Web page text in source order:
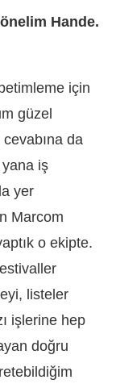
Hande.
için
güzel
da
yana iş
yer
Marcom
o ekipte.
listeler
işlerine hep
doğru